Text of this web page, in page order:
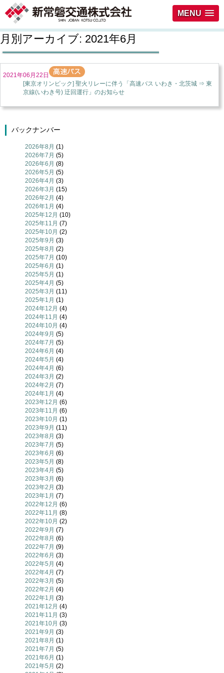
MENU
月別アーカイブ: 2021年6月
2021年06月22日
[東京オリンピック] 聖火リレーに伴う「高速バス いわき・北茨城 ⇒ 東
京線(いわき号) 迂回運行」のお知らせ
バックナンバー
2026年8月 (1)
2026年7月 (5)
2026年6月 (8)
2026年5月 (5)
2026年4月 (3)
2026年3月 (15)
2026年2月 (4)
2026年1月 (4)
2025年12月 (10)
2025年11月 (7)
2025年10月 (2)
2025年9月 (3)
2025年8月 (2)
2025年7月 (10)
2025年6月 (1)
2025年5月 (1)
2025年4月 (5)
2025年3月 (11)
2025年1月 (1)
2024年12月 (4)
2024年11月 (4)
2024年10月 (4)
2024年9月 (5)
2024年7月 (5)
2024年6月 (4)
2024年5月 (4)
2024年4月 (6)
2024年3月 (2)
2024年2月 (7)
2024年1月 (4)
2023年12月 (6)
2023年11月 (6)
2023年10月 (1)
2023年9月 (11)
2023年8月 (3)
2023年7月 (5)
2023年6月 (6)
2023年5月 (8)
2023年4月 (5)
2023年3月 (6)
2023年2月 (3)
2023年1月 (7)
2022年12月 (6)
2022年11月 (8)
2022年10月 (2)
2022年9月 (7)
2022年8月 (6)
2022年7月 (9)
2022年6月 (3)
2022年5月 (4)
2022年4月 (7)
2022年3月 (5)
2022年2月 (4)
2022年1月 (3)
2021年12月 (4)
2021年11月 (3)
2021年10月 (3)
2021年9月 (3)
2021年8月 (1)
2021年7月 (5)
2021年6月 (1)
2021年5月 (2)